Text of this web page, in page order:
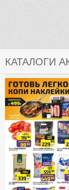
КАТАЛОГИ